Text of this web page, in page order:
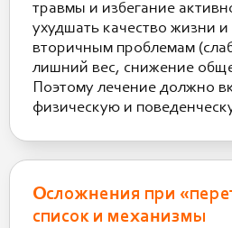
травмы и избегание
ухудшать качество жизни
вторичным проблемам
лишний вес, снижение
Поэтому лечение должно
физическую и
Осложнения при
список и механизмы